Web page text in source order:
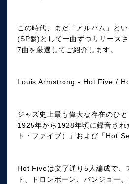
この時代、まだ「アルバム」と
(SP盤)として一曲ずつリリース
7曲を厳選してご紹介します。
Louis Armstrong - Hot Five /
ジャズ史上最も偉大な存在のひ
1925年から1928年頃に録音さ
ト・ファイブ）」および「Hot
Hot Fiveは文字通り5人編成で、
ト、トロンボーン、バンジョー